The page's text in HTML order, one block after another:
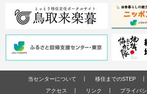
当センターについて 移住までのSTEP
アクセス
リンク プライバ